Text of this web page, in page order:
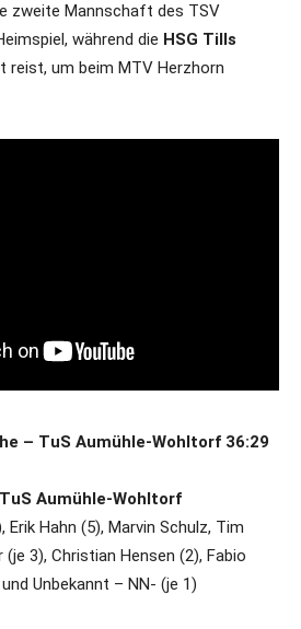
zweite Mannschaft des TSV
während die HSG Tills
reist, um beim MTV Herzhorn
– TuS Aumühle-Wohltorf 36:29
Aumühle-Wohltorf
Hahn (5), Marvin Schulz, Tim
3), Christian Hensen (2), Fabio
Unbekannt – NN- (je 1)